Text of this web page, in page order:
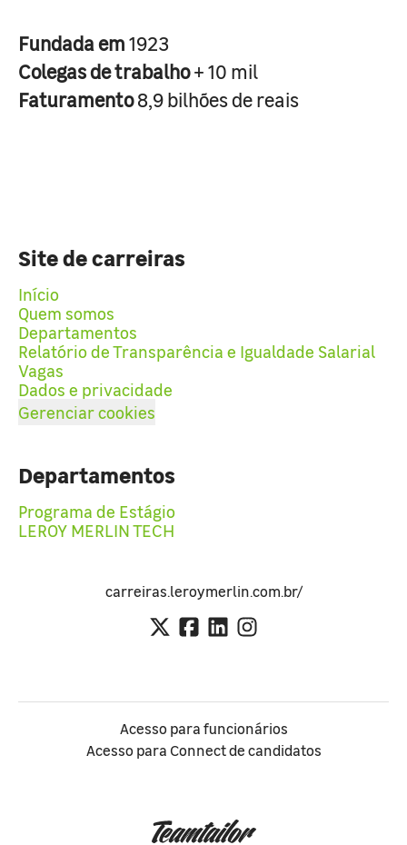
Fundada em1923
Colegas de trabalho+ 10 mil
Faturamento8,9 bilhões de reais
Site de carreiras
Início
Quem somos
Departamentos
Relatório de Transparência e Igualdade Salarial
Vagas
Dados e privacidade
Gerenciar cookies
Departamentos
Programa de Estágio
LEROY MERLIN TECH
carreiras.leroymerlin.com.br/
Acesso para funcionários
Acesso para Connect de candidatos